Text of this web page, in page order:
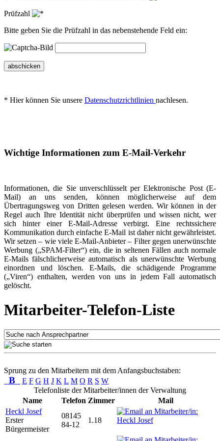
Prüfzahl
Bitte geben Sie die Prüfzahl in das nebenstehende Feld ein:
abschicken
* Hier können Sie unsere Datenschutzrichtlinien nachlesen.
Wichtige Informationen zum E-Mail-Verkehr
Informationen, die Sie unverschlüsselt per Elektronische Post (E-
Mail) an uns senden, können möglicherweise auf dem
Übertragungsweg von Dritten gelesen werden. Wir können in der
Regel auch Ihre Identität nicht überprüfen und wissen nicht, wer
sich hinter einer E-Mail-Adresse verbirgt. Eine rechtssichere
Kommunikation durch einfache E-Mail ist daher nicht gewährleistet.
Wir setzen – wie viele E-Mail-Anbieter – Filter gegen unerwünschte
Werbung („SPAM-Filter“) ein, die in seltenen Fällen auch normale
E-Mails fälschlicherweise automatisch als unerwünschte Werbung
einordnen und löschen. E-Mails, die schädigende Programme
(„Viren“) enthalten, werden von uns in jedem Fall automatisch
gelöscht.
Mitarbeiter-Telefon-Liste
Sprung zu den Mitarbeitern mit dem Anfangsbuchstaben:
B E F G H J K L M O R S W
Telefonliste der Mitarbeiter/innen der Verwaltung
Name
Telefon Zimmer
Mail
Heckl Josef
Erster
Bürgermeister
08145
84-12
1.18